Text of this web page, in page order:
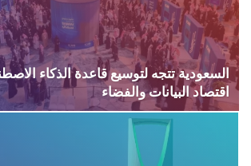
السعودية تتجه لتوسيع قاعدة الذكاء
اقتصاد البيانات والفضاء